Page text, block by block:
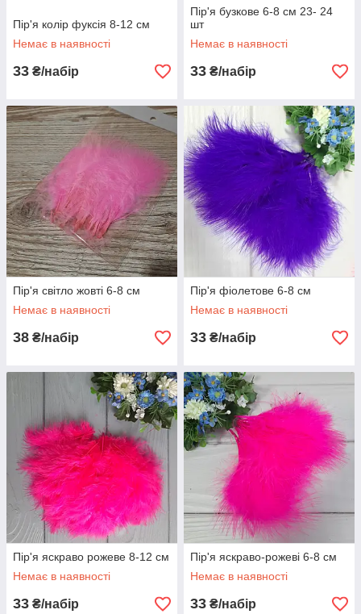
Пір'я колір фуксія 8-12 см
Немає в наявності
33 ₴/набір
Пір'я бузкове 6-8 см 23- 24
шт
Немає в наявності
33 ₴/набір
Пір'я світло жовті 6-8 см
Немає в наявності
38 ₴/набір
Пір'я фіолетове 6-8 см
Немає в наявності
33 ₴/набір
Пір'я яскраво рожеве 8-12 см
Немає в наявності
33 ₴/набір
Пір'я яскраво-рожеві 6-8 см
Немає в наявності
33 ₴/набір